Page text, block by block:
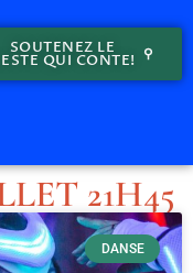
SOUTENEZ LE
QUI CONTE!
21H45
DANSE